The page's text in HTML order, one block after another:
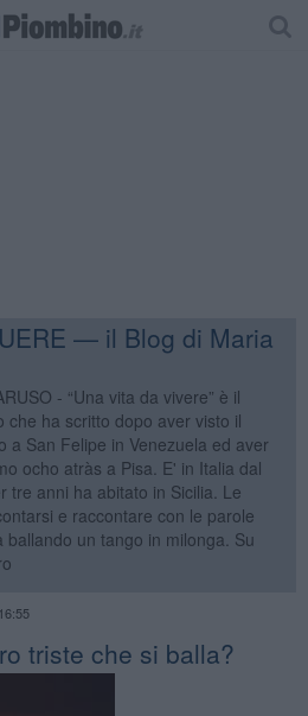
— il Blog di Maria
- “Una vita da vivere” è il
che ha scritto dopo aver visto il
a San Felipe in Venezuela ed aver
ocho atràs a Pisa. E' in Italia dal
tre anni ha abitato in Sicilia. Le
e raccontare con le parole
un tango in milonga. Su
triste che si balla?